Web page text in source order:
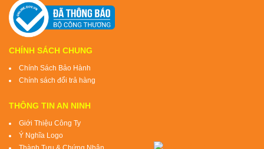
CHÍNH SÁCH CHUNG
Chính Sách Bảo Hành
Chính sách đổi trả hàng
THÔNG TIN AN NINH
Giới Thiệu Công Ty
Ý Nghĩa Logo